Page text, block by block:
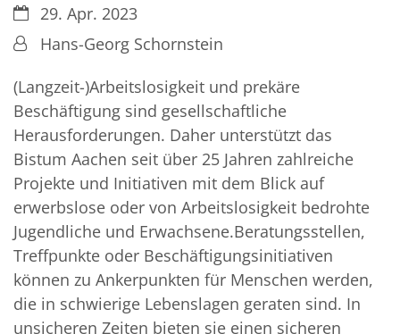
Datum:29. Apr. 2023
Von:Hans-Georg Schornstein
(Langzeit-)Arbeitslosigkeit und prekäre
Beschäftigung sind gesellschaftliche
Herausforderungen. Daher unterstützt das
Bistum Aachen seit über 25 Jahren zahlreiche
Projekte und Initiativen mit dem Blick auf
erwerbslose oder von Arbeitslosigkeit bedrohte
Jugendliche und Erwachsene.Beratungsstellen,
Treffpunkte oder Beschäftigungsinitiativen
können zu Ankerpunkten für Menschen werden,
die in schwierige Lebenslagen geraten sind. In
unsicheren Zeiten bieten sie einen sicheren